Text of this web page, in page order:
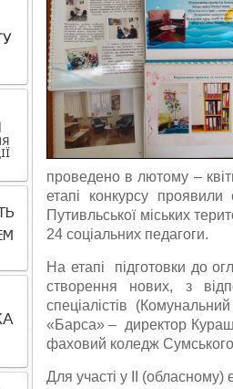
проведено в лютому –
етапі конкурсу проявили
Путивльської міських
24 соціальних педагоги.
На етапі підготовки до
створення нових, з
спеціалістів
«Барса» – директор
фаховий коледж Сумського
Для участі у ІІ